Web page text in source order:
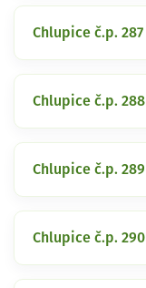
Chlupice č.p. 287
Chlupice č.p. 288
Chlupice č.p. 289
Chlupice č.p. 290